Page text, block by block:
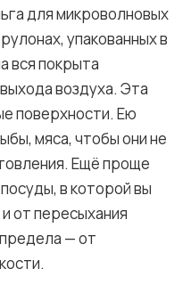
для микроволновых
упакованных в
вся покрыта
воздуха. Эта
поверхности. Ею
мяса, чтобы они не
Ещё проще
в которой вы
от пересыхания
— от